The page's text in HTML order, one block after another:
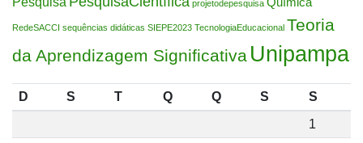
projetodepesquisa Química
RedeSACCI sequências didáticas SIEPE2023 TecnologiaEducacional Teoria
da Aprendizagem Significativa Unipampa
D S T Q Q S
S
1